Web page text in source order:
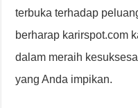
terbuka terhadap
berharap karirspot.com
dalam meraih
yang Anda impikan.